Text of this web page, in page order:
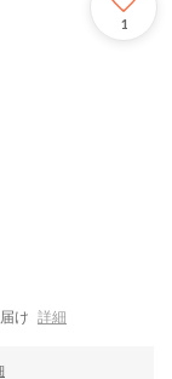
1
け 詳細